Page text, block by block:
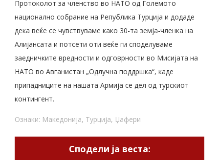
Протоколот за членство во НАТО од Големото
национално собрание на Република Турција и додаде
дека веќе се чувствуваме како 30-та земја-членка на
Алијансата и потсети оти веќе ги споделуваме
заедничките вредности и одговрности во Мисијата на
НАТО во Авганистан „Одлучна поддршка“, каде
припадниците на нашата Армија се дел од турскиот
контингент.
Ознаки: Македонија, Турција, Џафери
Сподели ја веста: